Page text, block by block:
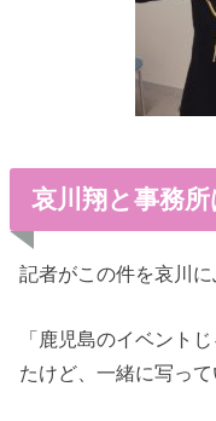
哀川翔と事務所
記者がこの件を哀川に
「鹿児島のイベント
たけど、一緒に写っ